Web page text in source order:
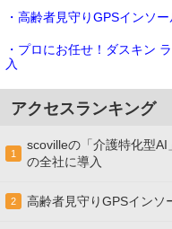
・高齢者見守りGPSインソ
・プロにお任せ！ダスキン
入
アクセスランキング
1
scovilleの「介護特化型
の全社に導入
2 高齢者見守りGPSインソ